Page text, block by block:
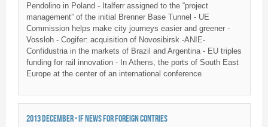
Pendolino in Poland - Italferr assigned to the “project
management” of the initial Brenner Base Tunnel - UE
Commission helps make city journeys easier and greener -
Vossloh - Cogifer: acquisition of Novosibirsk -ANIE-
Confidustria in the markets of Brazil and Argentina - EU triples
funding for rail innovation - In Athens, the ports of South East
Europe at the center of an international conference
2013 DECEMBER - IF NEWS FOR FOREIGN CONTRIES